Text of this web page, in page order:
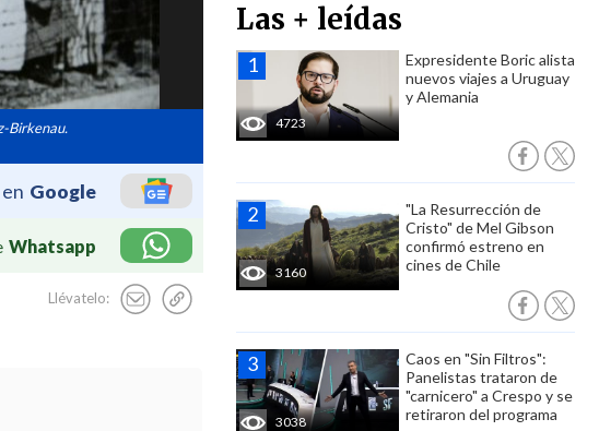
Birkenau.
Google
Whatsapp
Llévatelo:
Las + leídas
4723
Expresidente Boric alista
nuevos viajes a Uruguay
y Alemania
3160
"La Resurrección de
Cristo" de Mel Gibson
confirmó estreno en
cines de Chile
3038
Caos en "Sin Filtros":
Panelistas trataron de
"carnicero" a Crespo y se
retiraron del programa